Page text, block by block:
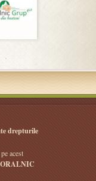
drepturile
acest